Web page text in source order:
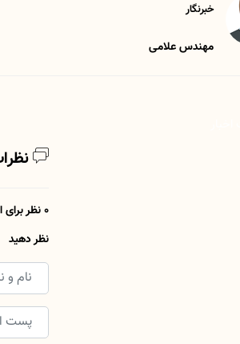
خبرنگار
مهندس علامی
0 نظر برای این مطلب وجود دارد
نظر دهید